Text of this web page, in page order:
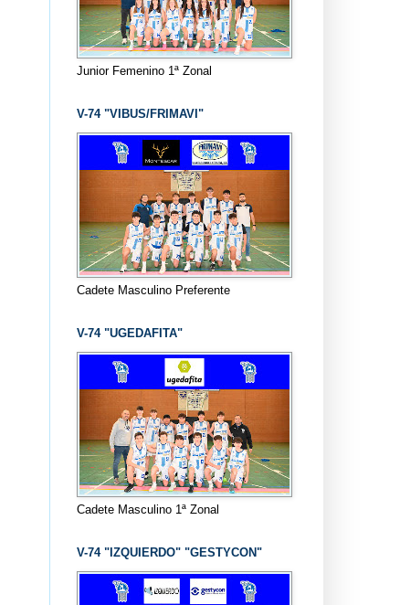
Junior Femenino 1ª Zonal
V-74 "VIBUS/FRIMAVI"
Cadete Masculino Preferente
V-74 "UGEDAFITA"
Cadete Masculino 1ª Zonal
V-74 "IZQUIERDO" "GESTYCON"